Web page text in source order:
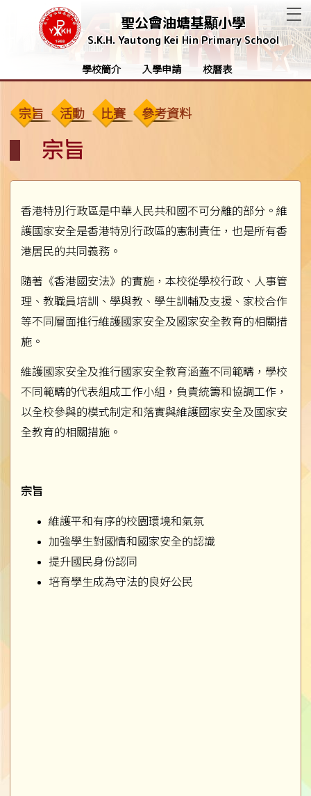
聖公會油塘基顯小學
S.K.H. Yautong Kei Hin Primary School
學校簡介 入學申請 校曆表
宗旨 活動 比賽 參考資料
宗旨
香港特別行政區是中華人民共和國不可分離的部分。維
護國家安全是香港特別行政區的憲制責任，也是所有香
港居民的共同義務。
隨著《香港國安法》的實施，本校從學校行政、人事管
理、教職員培訓、學與教、學生訓輔及支援、家校合作
等不同層面推行維護國家安全及國家安全教育的相關措
施。
維護國家安全及推行國家安全教育涵蓋不同範疇，學校
不同範疇的代表組成工作小組，負責統籌和協調工作，
以全校參與的模式制定和落實與維護國家安全及國家安
全教育的相關措施。
宗旨
維護平和有序的校園環境和氣氛
加強學生對國情和國家安全的認識
提升國民身份認同
培育學生成為守法的良好公民